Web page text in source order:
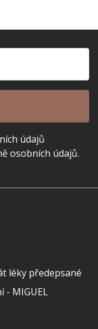
údajů
osobních údajů.
léky předepsané
- MIGUEL